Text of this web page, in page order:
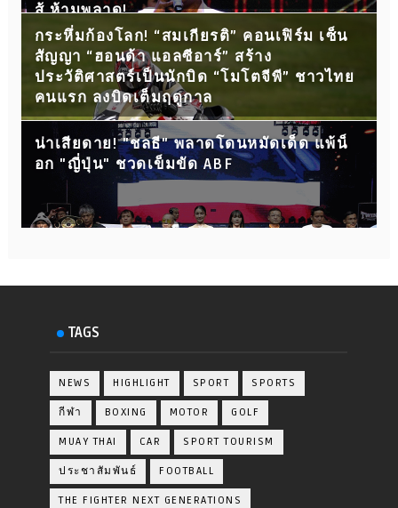
สู้ ห้ามพลาด!
กระหึ่มก้องโลก! “สมเกียรติ” คอนเฟิร์ม เซ็น
สัญญา “ฮอนด้า แอลซีอาร์” สร้าง
ประวัติศาสตร์เป็นนักบิด “โมโตจีพี” ชาวไทย
คนแรก ลงบิดเต็มฤดูกาล
น่าเสียดาย! "ชลธี" พลาดโดนหมัดเด็ด แพ้น็
อก "ญี่ปุ่น" ชวดเข็มขัด ABF
TAGS
NEWS HIGHLIGHT SPORT SPORTS
กีฬา BOXING MOTOR GOLF
MUAY THAI CAR SPORT TOURISM
ประชาสัมพันธ์ FOOTBALL
THE FIGHTER NEXT GENERATIONS